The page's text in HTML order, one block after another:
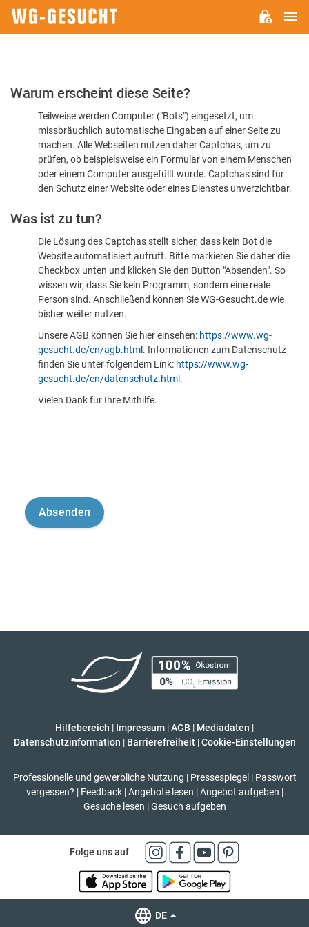
Bitte
dass
sind
Warum erscheint diese Seite?
Teilweise werden Computer ("Bots") eingesetzt, um
missbräuchlich automatische Eingaben auf einer Seite zu
machen. Alle Webseiten nutzen daher Captchas, um zu
prüfen, ob beispielsweise ein Formular von einem Menschen
oder einem Computer ausgefüllt wurde. Captchas sind für
den Schutz einer Website oder eines Dienstes unverzichtbar.
Was ist zu tun?
Die Lösung des Captchas stellt sicher, dass kein Bot die
Website automatisiert aufruft. Bitte markieren Sie daher die
Checkbox unten und klicken Sie den Button "Absenden". So
wissen wir, dass Sie kein Programm, sondern eine reale
Person sind. Anschließend können Sie WG-Gesucht.de wie
bisher weiter nutzen.
Unsere AGB können Sie hier einsehen: https://www.wg-
gesucht.de/en/agb.html . Informationen zum Datenschutz
finden Sie unter folgendem Link: https://www.wg-
gesucht.de/en/datenschutz.html .
Vielen Dank für Ihre Mithilfe.
Hilfebereich | Impressum |AGB | Mediadaten |
Datenschutzinformation | Barrierefreiheit | Cookie-Einstellungen
Professionelle und gewerbliche Nutzung | Pressespiegel | Passwort
vergessen? | Feedback | Angebote lesen | Angebot aufgeben |
Gesuche lesen | Gesuch aufgeben
Folge uns auf
DE